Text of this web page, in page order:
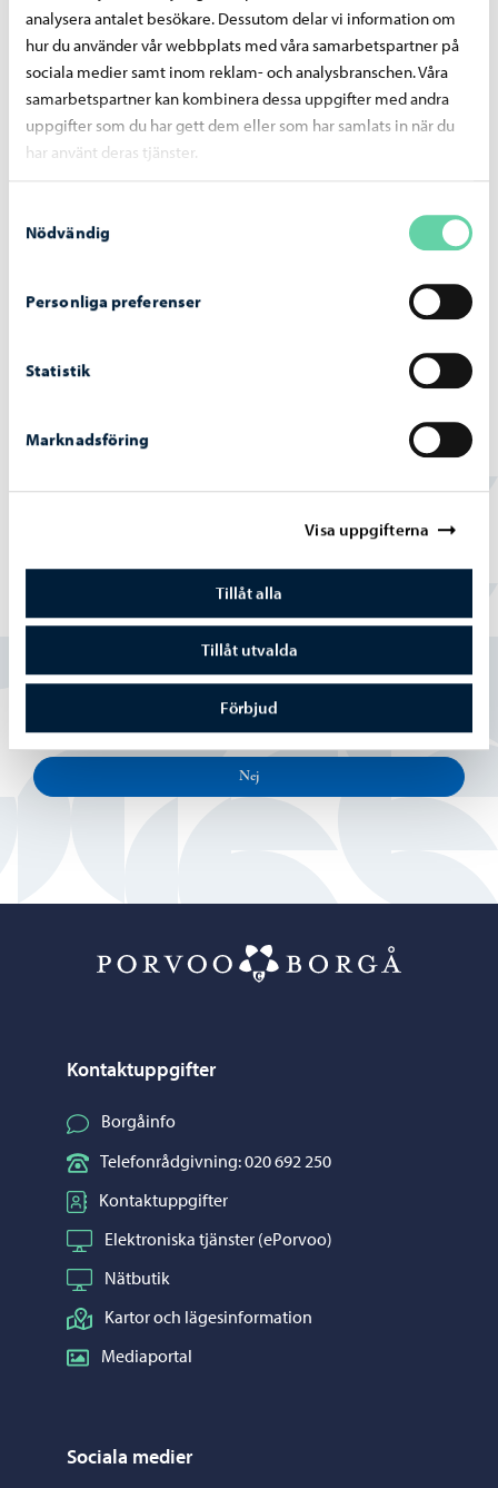
analysera antalet besökare. Dessutom delar vi information om
hur du använder vår webbplats med våra samarbetspartner på
sociala medier samt inom reklam- och analysbranschen. Våra
samarbetspartner kan kombinera dessa uppgifter med andra
uppgifter som du har gett dem eller som har samlats in när du
har använt deras tjänster.
Nödvändig
Personliga preferenser
Statistik
Marknadsföring
Visa uppgifterna
Tillåt alla
Tillåt utvalda
Förbjud
Nätverkssäkerheten för elevernas datorer
webbplatser
Hittade du vad du sökte?
Ja
Nej
Kontaktuppgifter
Borgåinfo
Telefonrådgivning: 020 692 250
Kontaktuppgifter
Elektroniska tjänster (ePorvoo)
Nätbutik
Kartor och lägesinformation
Mediaportal
Sociala medier